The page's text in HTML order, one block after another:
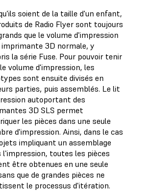
soient de la taille d'un enfant,
de Radio Flyer sont toujours
que le volume d'impression
imprimante 3D normale, y
la série Fuse. Pour pouvoir tenir
volume d'impression, les
sont ensuite divisés en
parties, puis assemblés. Le lit
autoportant des
3D SLS permet
les pièces dans une seule
d'impression. Ainsi, dans le cas
impliquant un assemblage
l'impression, toutes les pièces
être obtenues en une seule
que de grandes pièces ne
le processus d'itération.